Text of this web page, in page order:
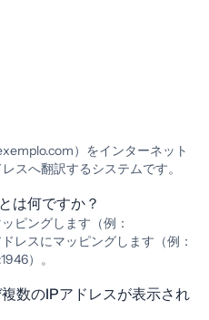
）をインターネット
スへ翻訳するシステムです。
は何ですか？
ピングします（例：
レスにマッピングします（例：
）。
数のIPアドレスが表示され